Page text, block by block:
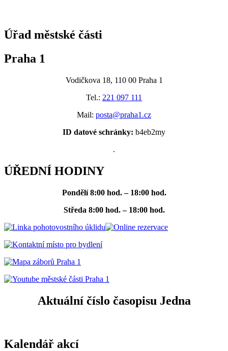
Úřad městské části
Praha 1
Vodičkova 18, 110 00 Praha 1
Tel.: 221 097 111
Mail: posta@praha1.cz
ID datové schránky: b4eb2my
.
ÚŘEDNÍ HODINY
Pondělí 8:00 hod. – 18:00 hod.
Středa 8:00 hod. – 18:00 hod.
Aktuální číslo časopisu Jedna
Kalendář akcí